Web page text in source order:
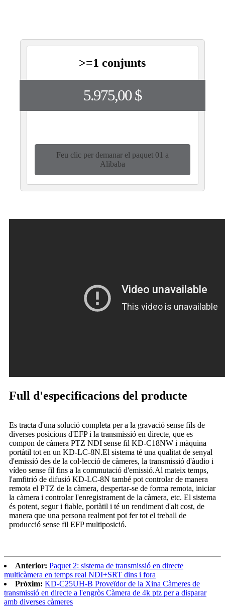
>=1 conjunts
5.975,00 $
Feu clic per demanar el paquet 01 a
Alibaba
Full d'especificacions del producte
Es tracta d'una solució completa per a la gravació sense fils de
diverses posicions d'EFP i la transmissió en directe, que es
compon de càmera PTZ NDI sense fil KD-C18NW i màquina
portàtil tot en un KD-LC-8N.El sistema té una qualitat de senyal
d'emissió des de la col·lecció de càmeres, la transmissió d'àudio i
vídeo sense fil fins a la commutació d'emissió.Al mateix temps,
l'amfitrió de difusió KD-LC-8N també pot controlar de manera
remota el PTZ de la càmera, despertar-se de forma remota, iniciar
la càmera i controlar l'enregistrament de la càmera, etc. El sistema
és potent, segur i fiable, portàtil i té un rendiment d'alt cost, de
manera que una persona realment pot fer tot el treball de
producció sense fil EFP multiposició.
Anterior: Paquet 2: sistema de transmissió en directe
multicàmera en temps real NDI+SRT dins i fora
Pròxim: KD-C25UH-B Proveïdor de la Xina Càmeres de
transmissió en directe a l'engròs Càmera de 4k ptz per a disparar
amb diverses càmeres